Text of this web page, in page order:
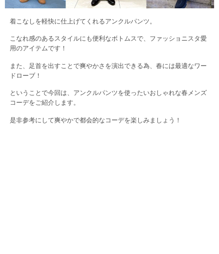
着こなしを軽快に仕上げてくれるアンクルパンツ。
こなれ感のあるスタイルにも便利なボトムスで、ファッショニスタ愛
用のアイテムです！
また、足首を出すことで爽やかさを演出できる為、春には最適なワー
ドローブ！
ということで今回は、アンクルパンツを使ったいおしゃれな春メンズ
コーデをご紹介します。
是非参考にして爽やかで都会的なコーデを楽しみましょう！